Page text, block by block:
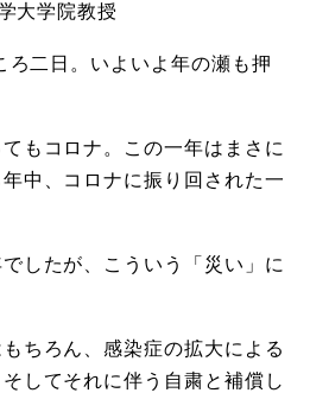
大学院教授
ろ二日。いよいよ年の瀬も押
もコロナ。この一年はまさに
中、コロナに振り回された一
したが、こういう「災い」に
ちろん、感染症の拡大による
してそれに伴う自粛と補償し